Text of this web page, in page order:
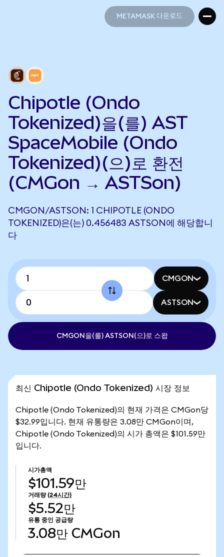
METAMASK 다운로드
Chipotle (Ondo
Tokenized)을(를) AST
SpaceMobile (Ondo
Tokenized)(으)로 환전
(CMGon → ASTSon)
CMGON/ASTSON: 1 CHIPOTLE (ONDO
TOKENIZED)은(는) 0.456483 ASTSON에 해당합니
다
CMGON
ASTSON
CMGON을(를) ASTSON(으)로 스왑
최신 Chipotle (Ondo Tokenized) 시장 정보
Chipotle (Ondo Tokenized)의 현재 가격은 CMGon당
$32.99입니다. 현재 유통량은 3.08만 CMGon이며,
Chipotle (Ondo Tokenized)의 시가 총액은 $101.59만
입니다.
시가총액
$101.59만
거래량 (24시간)
$5.52만
유통 중인 공급량
3.08만 CMGon